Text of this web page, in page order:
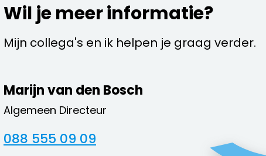
Wil je meer informatie?
Mijn collega's en ik helpen je graag verder.
Marijn van den Bosch
Algemeen Directeur
088 555 09 09